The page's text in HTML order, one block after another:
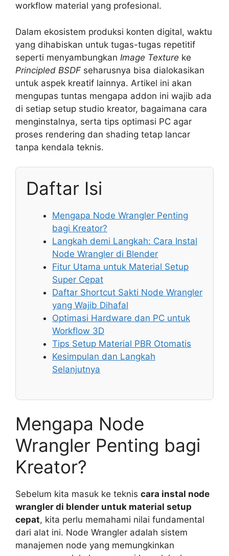
workflow material yang profesional.
Dalam ekosistem produksi konten digital, waktu
yang dihabiskan untuk tugas-tugas repetitif
seperti menyambungkan Image Texture ke
Principled BSDF seharusnya bisa dialokasikan
untuk aspek kreatif lainnya. Artikel ini akan
mengupas tuntas mengapa addon ini wajib ada
di setiap setup studio kreator, bagaimana cara
menginstalnya, serta tips optimasi PC agar
proses rendering dan shading tetap lancar
tanpa kendala teknis.
Daftar Isi
Mengapa Node Wrangler Penting
bagi Kreator?
Langkah demi Langkah: Cara Instal
Node Wrangler di Blender
Fitur Utama untuk Material Setup
Super Cepat
Daftar Shortcut Sakti Node Wrangler
yang Wajib Dihafal
Optimasi Hardware dan PC untuk
Workflow 3D
Tips Setup Material PBR Otomatis
Kesimpulan dan Langkah
Selanjutnya
Mengapa Node
Wrangler Penting bagi
Kreator?
Sebelum kita masuk ke teknis cara instal node
wrangler di blender untuk material setup
cepat, kita perlu memahami nilai fundamental
dari alat ini. Node Wrangler adalah sistem
manajemen node yang memungkinkan